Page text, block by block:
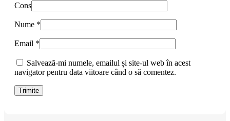
Cons
Nume *
Email *
Salvează-mi numele, emailul și site-ul web în acest
navigator pentru data viitoare când o să comentez.